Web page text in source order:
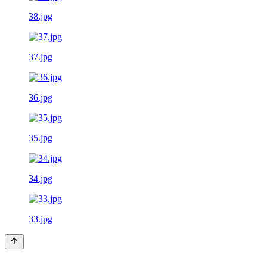
38.jpg
37.jpg
36.jpg
35.jpg
34.jpg
33.jpg